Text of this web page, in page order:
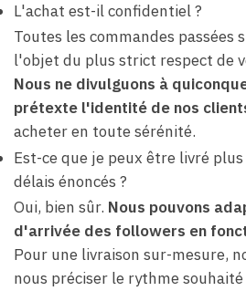
L'achat est-il confidentiel ?
Toutes les commandes passées
l'objet du plus strict respect de
Nous ne divulguons à
prétexte l'identité de nos
acheter en toute sérénité.
Est-ce que je peux être livré
délais énoncés ?
Oui, bien sûr. Nous pouvons
d'arrivée des followers en
Pour une livraison sur-mesure,
nous préciser le rythme